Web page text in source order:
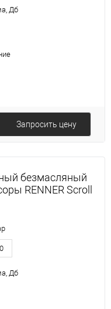
Дб
Запросить цену
безмасляный
RENNER Scroll
Дб